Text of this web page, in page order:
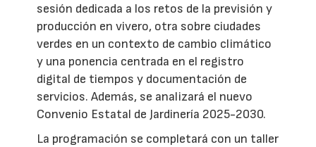
sesión dedicada a los retos de la previsión y
producción en vivero, otra sobre ciudades
verdes en un contexto de cambio climático
y una ponencia centrada en el registro
digital de tiempos y documentación de
servicios. Además, se analizará el nuevo
Convenio Estatal de Jardinería 2025-2030.
La programación se completará con un taller